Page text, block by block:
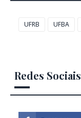
UFRB UFBA
Redes Sociais